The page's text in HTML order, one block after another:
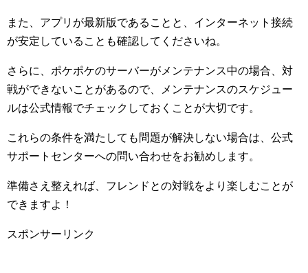
また、アプリが最新版であることと、インターネット接続
が安定していることも確認してくださいね。
さらに、ポケポケのサーバーがメンテナンス中の場合、対
戦ができないことがあるので、メンテナンスのスケジュー
ルは公式情報でチェックしておくことが大切です。
これらの条件を満たしても問題が解決しない場合は、公式
サポートセンターへの問い合わせをお勧めします。
準備さえ整えれば、フレンドとの対戦をより楽しむことが
できますよ！
スポンサーリンク